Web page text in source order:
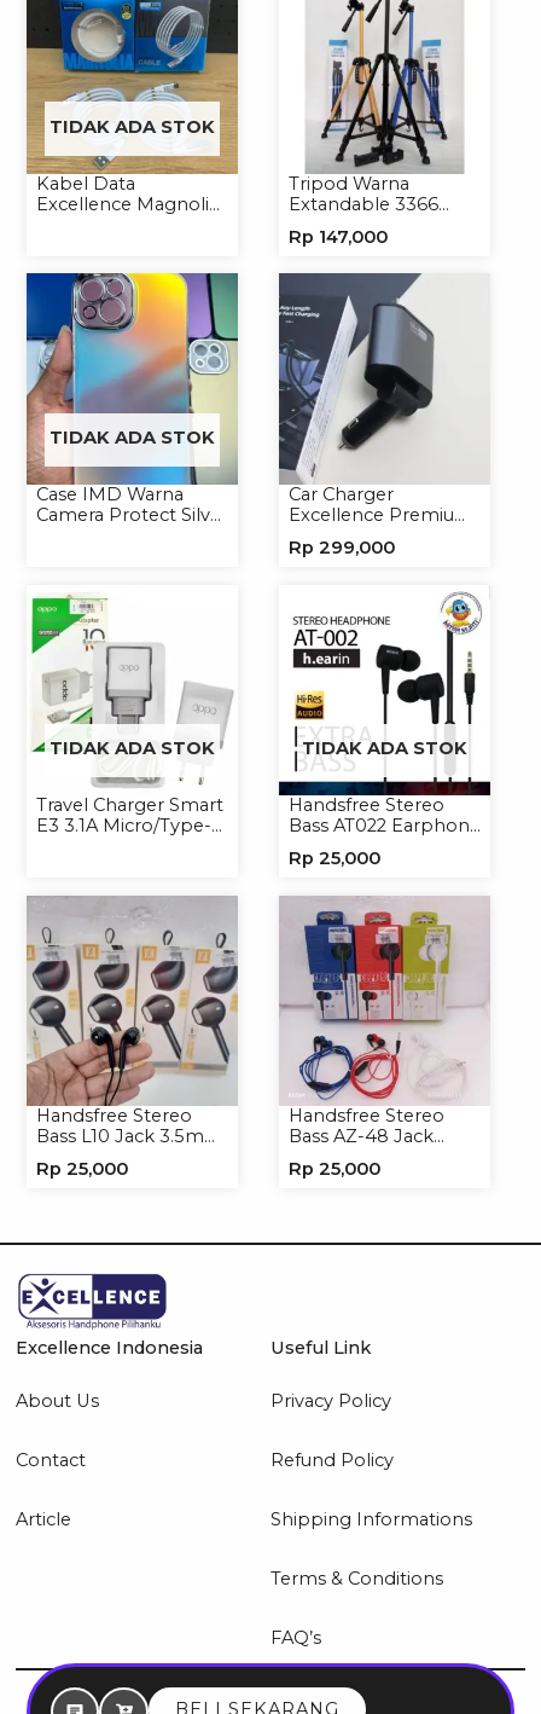
BELI SEKARANG
TIDAK ADA STOK
Kabel Data
Excellence Magnolia
Tripod Warna
Extandable 3366
Kamera
Rp 147,000
TIDAK ADA STOK
Case IMD Warna
Camera Protect Silver
Car Charger
Excellence Premium
Handphone
Rp 299,000
TIDAK ADA STOK
Travel Charger Smart
E3 3.1A Micro/Type-C
TIDAK ADA STOK
Handsfree Stereo
Bass AT022 Earphone
Rp 25,000
Handsfree Stereo
Bass L10 Jack 3.5mm
Headphone
Rp 25,000
Handsfree Stereo
Bass AZ-48 Jack
Headset Headphone
Rp 25,000
Excellence Indonesia
About Us
Contact
Article
Useful Link
Privacy Policy
Refund Policy
Shipping Informations
Terms & Conditions
FAQ’s
© 2026 Excellence Indonesia